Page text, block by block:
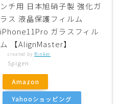
ンチ用 日本旭硝子製 強化ガ
ラス 液晶保護フィルム
iPhone11Pro ガラスフィル
ム 【AlignMaster】
created by Rinker
Spigen
Amazon
Yahooショッピング